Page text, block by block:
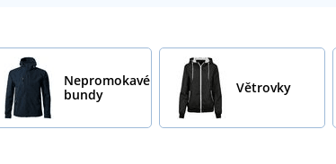
Nepromokavé
bundy
Větrovky